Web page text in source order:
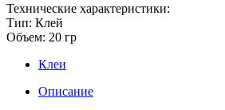
Технические характеристики:
Тип: Клей
Объем: 20 гр
Клеи
Описание